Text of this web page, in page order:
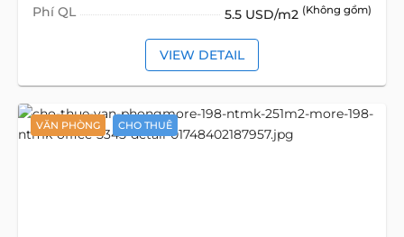
Phí QL 5.5 USD/m2 (Không gồm)
VIEW DETAIL
VĂN PHÒNG CHO THUÊ